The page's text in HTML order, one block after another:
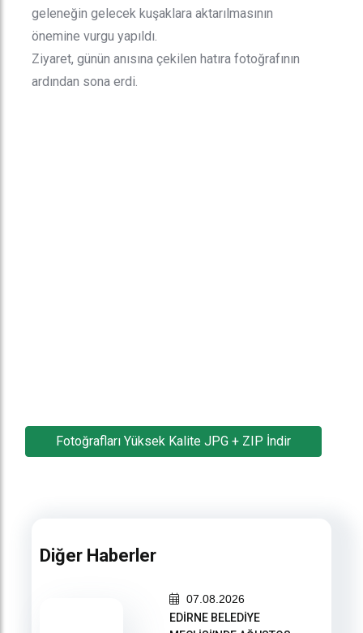
geleneğin gelecek kuşaklara aktarılmasının
önemine vurgu yapıldı.
Ziyaret, günün anısına çekilen hatıra fotoğrafının
ardından sona erdi.
Fotoğrafları Yüksek Kalite JPG + ZIP İndir
Diğer Haberler
07.08.2026
EDİRNE BELEDİYE